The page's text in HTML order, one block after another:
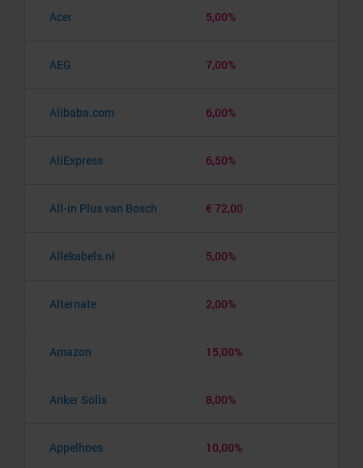
Acer 5,00%
AEG 7,00%
Alibaba.com 6,00%
AliExpress 6,50%
All-in Plus van Bosch € 72,00
Allekabels.nl 5,00%
Alternate 2,00%
Amazon 15,00%
Anker Solix 8,00%
Appelhoes 10,00%